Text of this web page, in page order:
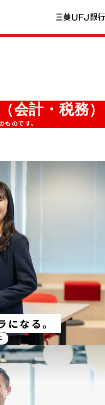
会計・税務）
のです。
なる。